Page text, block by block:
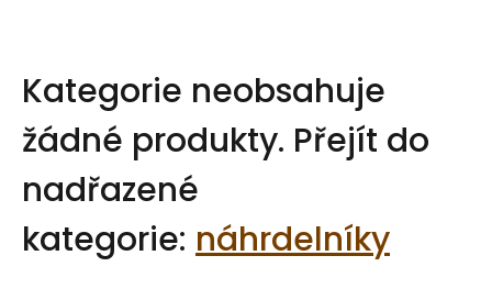
Kategorie neobsahuje
žádné produkty. Přejít do
nadřazené
kategorie: náhrdelníky